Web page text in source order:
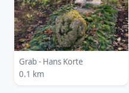
Grab - Hans Korte
0.1 km